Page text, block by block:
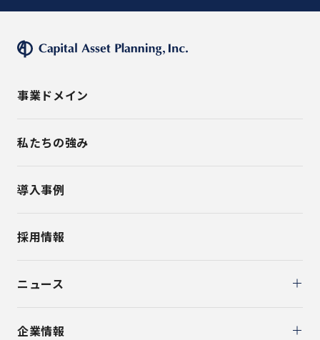
事業ドメイン
私たちの強み
導入事例
採用情報
ニュース
企業情報